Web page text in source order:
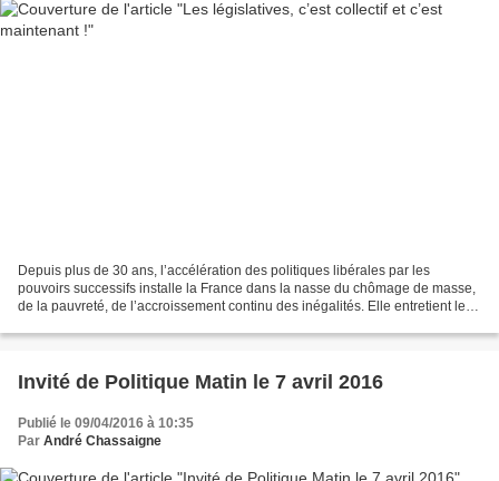
Depuis plus de 30 ans, l’accélération des politiques libérales par les
pouvoirs successifs installe la France dans la nasse du chômage de masse,
de la pauvreté, de l’accroissement continu des inégalités. Elle entretient le
Invité de Politique Matin le 7 avril 2016
Publié le 09/04/2016 à 10:35
Par André Chassaigne